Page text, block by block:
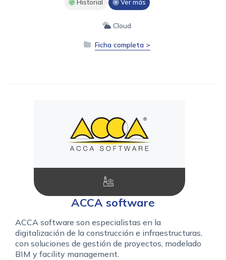
Historial Ver más
Cloud
Ficha completa >
ACCA software
ACCA software son especialistas en la
digitalización de la construcción e infraestructuras,
con soluciones de gestión de proyectos, modelado
BIM y facility management.